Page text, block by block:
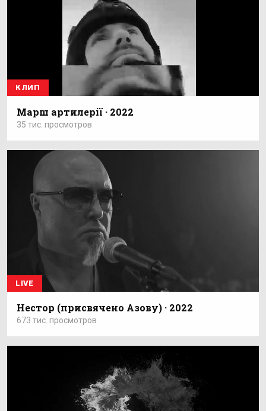
КЛИП
Марш артилерії · 2022
35 тис. просмотров
LIVE
Нестор (присвячено Азову) · 2022
673 тис. просмотров